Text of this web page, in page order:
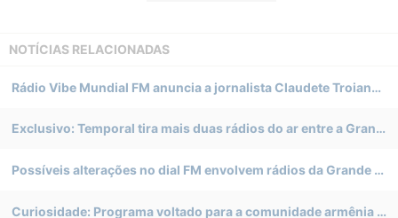
NOTÍCIAS RELACIONADAS
Rádio Vibe Mundial FM anuncia a jornalista Claudete Troiano como apresentadora do programa “Boa Vibe”
Exclusivo: Temporal tira mais duas rádios do ar entre a Grande São Paulo e a Grande Campinas
Possíveis alterações no dial FM envolvem rádios da Grande São Paulo, Campinas, Porto Alegre e Florianópolis
Curiosidade: Programa voltado para a comunidade armênia em São Paulo comemora sete anos